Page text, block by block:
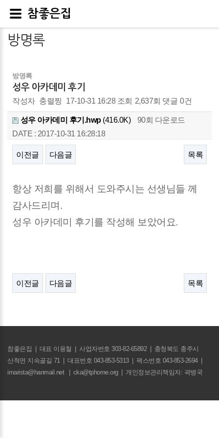
방명록
방명록
성우 아카데미 후기
작성자 충렬찡 17-10-31 16:28조회 2,637회 댓글 0건
성우 아카데미 후기.hwp(416.0K)
90회 다운로드
DATE : 2017-10-31 16:28:18
이전글 다음글 목록
항상 저희를 위해서 도와주시는 선생님들 께
감사드리며.
성우 아카데미 후기를 작성해 보았어요.
이전글 다음글 목록
참좋은집 대표 이용철 사업자번호 303-82-65892
충청북도 충주시
산척면 지속골길 71
대표번호 043-853-5313 팩스번호 043-853-2694
imarista@hanmail.net
cka@tphome.org 개인정보관리책임자: 곽병국
참좋은집